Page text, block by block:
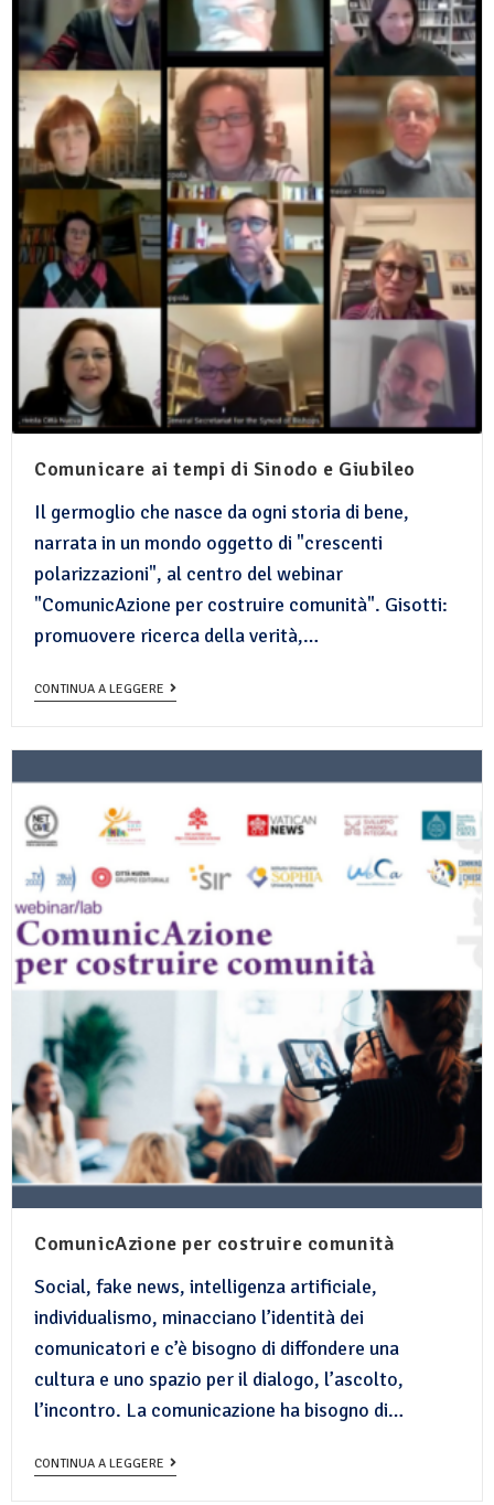
Comunicare ai tempi di Sinodo e Giubileo
Il germoglio che nasce da ogni storia di bene,
narrata in un mondo oggetto di "crescenti
polarizzazioni", al centro del webinar
"ComunicAzione per costruire comunità". Gisotti:
promuovere ricerca della verità,…
CONTINUA A LEGGERE
ComunicAzione per costruire comunità
Social, fake news, intelligenza artificiale,
individualismo, minacciano l’identità dei
comunicatori e c’è bisogno di diffondere una
cultura e uno spazio per il dialogo, l’ascolto,
l’incontro. La comunicazione ha bisogno di…
CONTINUA A LEGGERE